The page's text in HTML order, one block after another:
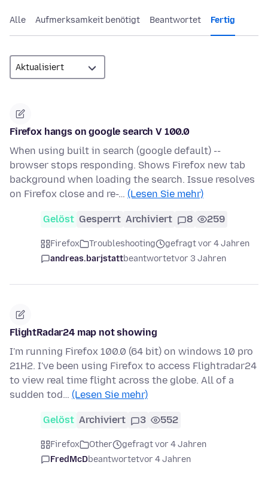
Alle Aufmerksamkeit benötigt Beantwortet Fertig
Firefox hangs on google search V 100.0
When using built in search (google default) --
browser stops responding. Shows Firefox new tab
background when loading the search. Issue resolves
on Firefox close and re-… (Lesen Sie mehr)
Gelöst Gesperrt Archiviert 8 259
Firefox Troubleshooting
gefragt vor 4 Jahren
andreas.barjstattbeantwortetvor 3 Jahren
FlightRadar24 map not showing
I'm running Firefox 100.0 (64 bit) on windows 10 pro
21H2. I've been using Firefox to access Flightradar24
to view real time flight across the globe. All of a
sudden tod… (Lesen Sie mehr)
Gelöst Archiviert 3 552
Firefox Other
gefragt vor 4 Jahren
FredMcDbeantwortetvor 4 Jahren